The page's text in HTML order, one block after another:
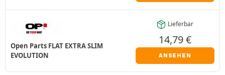
Open Parts FLAT EXTRA SLIM
EVOLUTION
Lieferbar
14,79€
ANSEHEN